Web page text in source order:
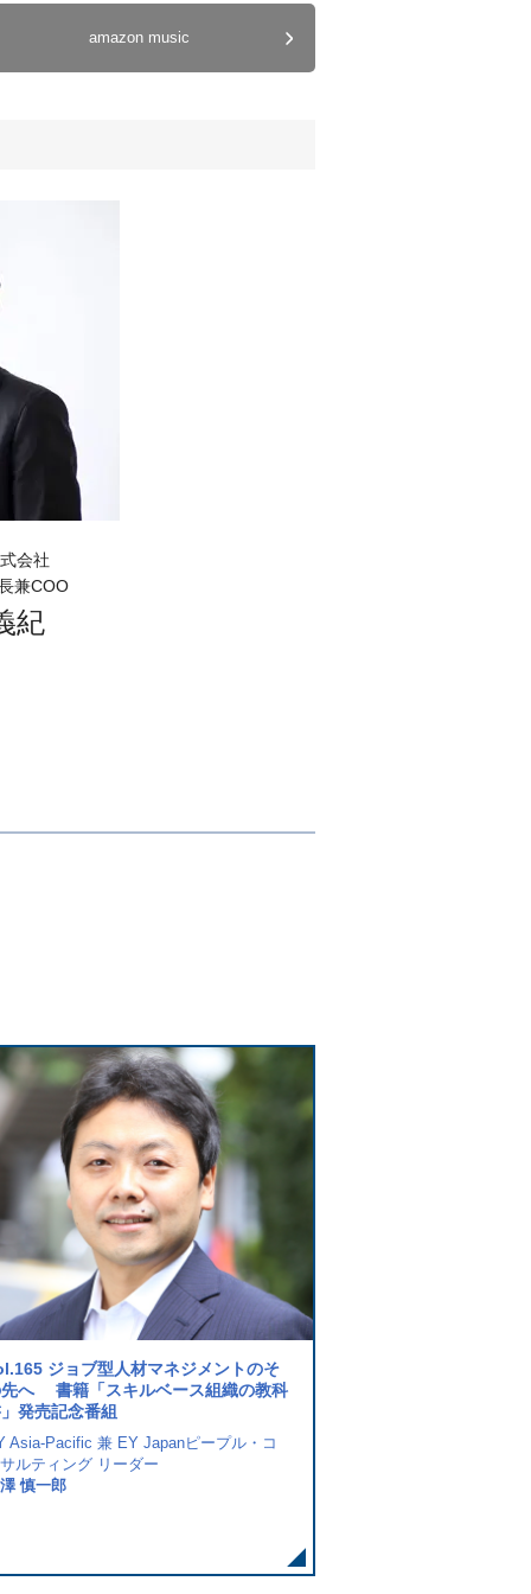
amazon music
会社
兼COO
紀
ジョブ型人材マネジメントのそ
へ 書籍「スキルベース組織の教科
発売記念番組
Asia-Pacific 兼 EY Japanピープル・コ
ルティング リーダー
慎一郎